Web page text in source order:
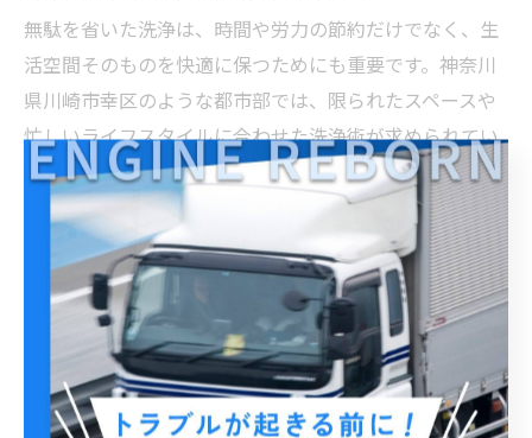
無駄を省いた洗浄は、時間や労力の節約だけでなく、生
活空間そのものを快適に保つためにも重要です。神奈川
県川崎市幸区のような都市部では、限られたスペースや
忙しいライフスタイルに合わせた洗浄術が求められてい
ます。
例えば、必要以上に多くの洗剤や道具を使わず、厳選し
たアイテムだけで日常の汚れに対応することで、収納ス
ペースも有効活用できます。さらに、定期的な洗浄リズ
ムを作ることで、頑固な汚れの発生自体を抑えられ、
日々の掃除が楽になります。
このように、シンプルで効果的な洗浄術を取り入れるこ